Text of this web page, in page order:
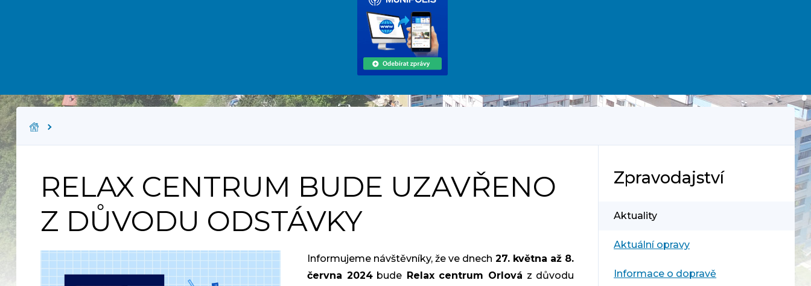
RELAX CENTRUM BUDE UZAVŘENO
Z DŮVODU ODSTÁVKY
Informujeme návštěvníky, že ve dnech 27. května až 8.
června 2024bude Relax centrum Orlová z důvodu
Zpravodajství
Aktuality
Aktuální opravy
Informace o dopravě